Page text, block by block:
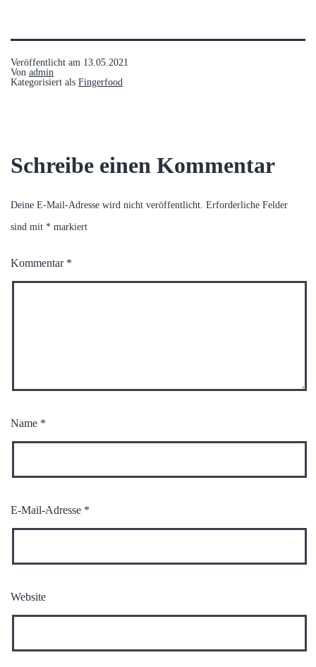
Veröffentlicht am 13.05.2021
Von admin
Kategorisiert als Fingerfood
Schreibe einen Kommentar
Deine E-Mail-Adresse wird nicht veröffentlicht. Erforderliche Felder
sind mit * markiert
Kommentar *
Name *
E-Mail-Adresse *
Website